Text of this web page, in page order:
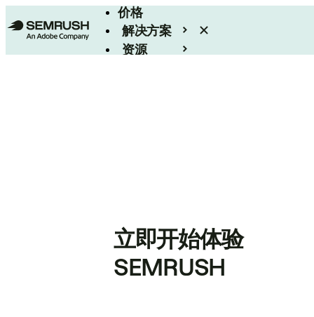
价格
解决方案
资源
立即开始体验
SEMRUSH